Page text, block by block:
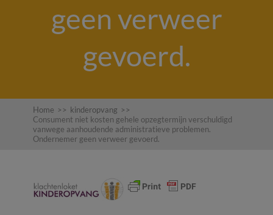
geen verweer
gevoerd.
Home >> kinderopvang >>
Consument niet kosten gehele opzegtermijn verschuldigd
vanwege aanhoudende administratieve problemen.
Ondernemer geen verweer gevoerd.